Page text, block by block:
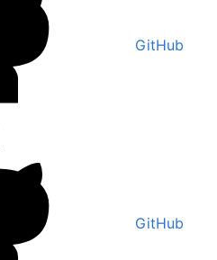
GitHub
GitHub